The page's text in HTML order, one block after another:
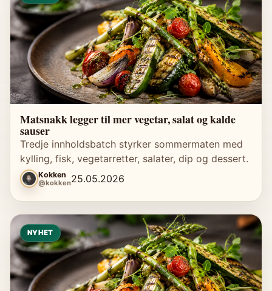
Matsnakk legger til mer vegetar, salat og kalde
sauser
Tredje innholdsbatch styrker sommermaten med
kylling, fisk, vegetarretter, salater, dip og dessert.
Kokken
@kokken25.05.2026
NYHET